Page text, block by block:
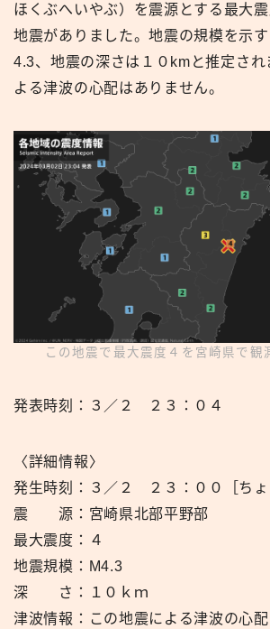
ほくぶへいやぶ）を震源とする最大
地震がありました。地震の規模を示
4.3、地震の深さは１０kmと推定され
よる津波の心配はありません。
この地震で最大震度４を宮崎県で観
発表時刻：３／２ ２３：０４
〈詳細情報〉
発生時刻：３／２ ２３：００［ちょ
震 源：宮崎県北部平野部
最大震度：４
地震規模：M4.3
深 さ：１０ｋｍ
津波情報：この地震による津波の心配